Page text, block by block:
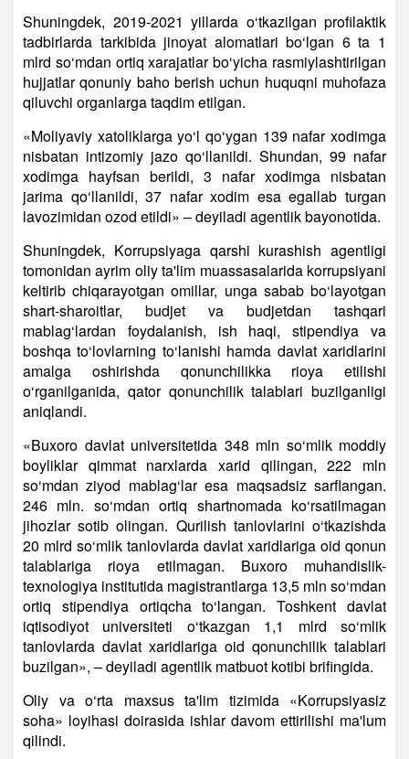
Shuningdek, 2019-2021 yillarda o‘tkazilgan profilaktik
tadbirlarda tarkibida jinoyat alomatlari bo‘lgan 6 ta 1
mlrd so‘mdan ortiq xarajatlar bo‘yicha rasmiylashtirilgan
hujjatlar qonuniy baho berish uchun huquqni muhofaza
qiluvchi organlarga taqdim etilgan.
«Moliyaviy xatoliklarga yo‘l qo‘ygan 139 nafar xodimga
nisbatan intizomiy jazo qo‘llanildi. Shundan, 99 nafar
xodimga hayfsan berildi, 3 nafar xodimga nisbatan
jarima qo‘llanildi, 37 nafar xodim esa egallab turgan
lavozimidan ozod etildi» – deyiladi agentlik bayonotida.
Shuningdek, Korrupsiyaga qarshi kurashish agentligi
tomonidan ayrim oliy ta'lim muassasalarida korrupsiyani
keltirib chiqarayotgan omillar, unga sabab bo‘layotgan
shart-sharoitlar, budjet va budjetdan tashqari
mablag‘lardan foydalanish, ish haqi, stipendiya va
boshqa to‘lovlarning to‘lanishi hamda davlat xaridlarini
amalga oshirishda qonunchilikka rioya etilishi
o‘rganilganida, qator qonunchilik talablari buzilganligi
aniqlandi.
«Buxoro davlat universitetida 348 mln so‘mlik moddiy
boyliklar qimmat narxlarda xarid qilingan, 222 mln
so‘mdan ziyod mablag‘lar esa maqsadsiz sarflangan.
246 mln. so‘mdan ortiq shartnomada ko‘rsatilmagan
jihozlar sotib olingan. Qurilish tanlovlarini o‘tkazishda
20 mlrd so‘mlik tanlovlarda davlat xaridlariga oid qonun
talablariga rioya etilmagan. Buxoro muhandislik-
texnologiya institutida magistrantlarga 13,5 mln so‘mdan
ortiq stipendiya ortiqcha to‘langan. Toshkent davlat
iqtisodiyot universiteti o‘tkazgan 1,1 mlrd so‘mlik
tanlovlarda davlat xaridlariga oid qonunchilik talablari
buzilgan», – deyiladi agentlik matbuot kotibi brifingida.
Oliy va o‘rta maxsus ta'lim tizimida «Korrupsiyasiz
soha» loyihasi doirasida ishlar davom ettirilishi ma'lum
qilindi.